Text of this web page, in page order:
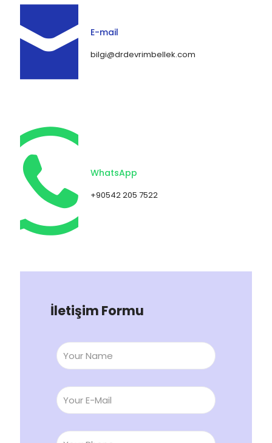
E-mail
bilgi@drdevrimbellek.com
WhatsApp
+90542 205 7522
İletişim Formu